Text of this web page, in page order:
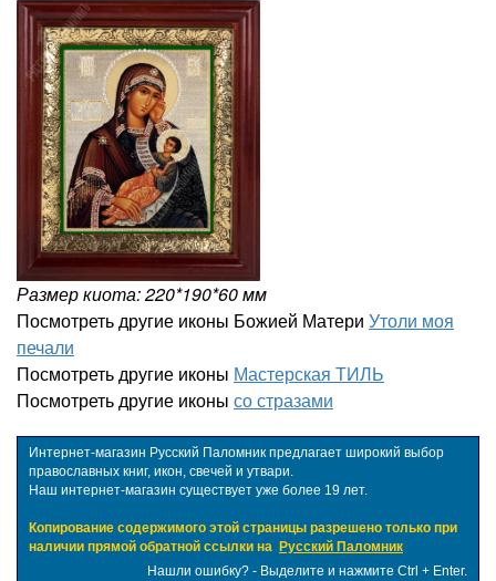
Размер киота: 220*190*60 мм
Посмотреть другие иконы Божией Матери Утоли моя
печали
Посмотреть другие иконы Мастерская ТИЛЬ
Посмотреть другие иконы со стразами
Интернет-магазин Русский Паломник предлагает широкий выбор
православных книг, икон, свечей и утвари.
Наш интернет-магазин существует уже более 19 лет.
Копирование содержимого этой страницы разрешено только при
наличии прямой обратной ссылки на Русский Паломник
Нашли ошибку? - Выделите и нажмите Ctrl + Enter.